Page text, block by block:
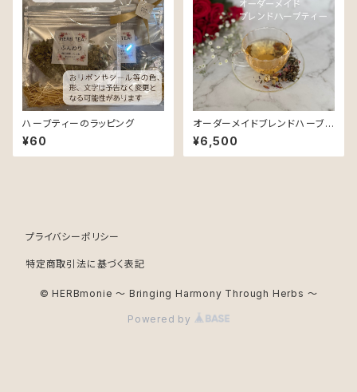
ハーブティーのラッピング
¥60
オーダーメイドブレンドハーブテ
ィー／あなただけのブレンドハ
ーブティー♡
¥6,500
プライバシーポリシー
特定商取引法に基づく表記
© HERBmonie ～ Bringing Harmony Through Herbs ～
Powered by